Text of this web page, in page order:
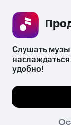
психотропных
их незаконный
© 2026 ООО «КИОН».
Мы
Слушать
удобно!